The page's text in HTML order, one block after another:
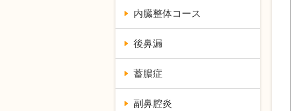
内臓整体コース
後鼻漏
蓄膿症
副鼻腔炎